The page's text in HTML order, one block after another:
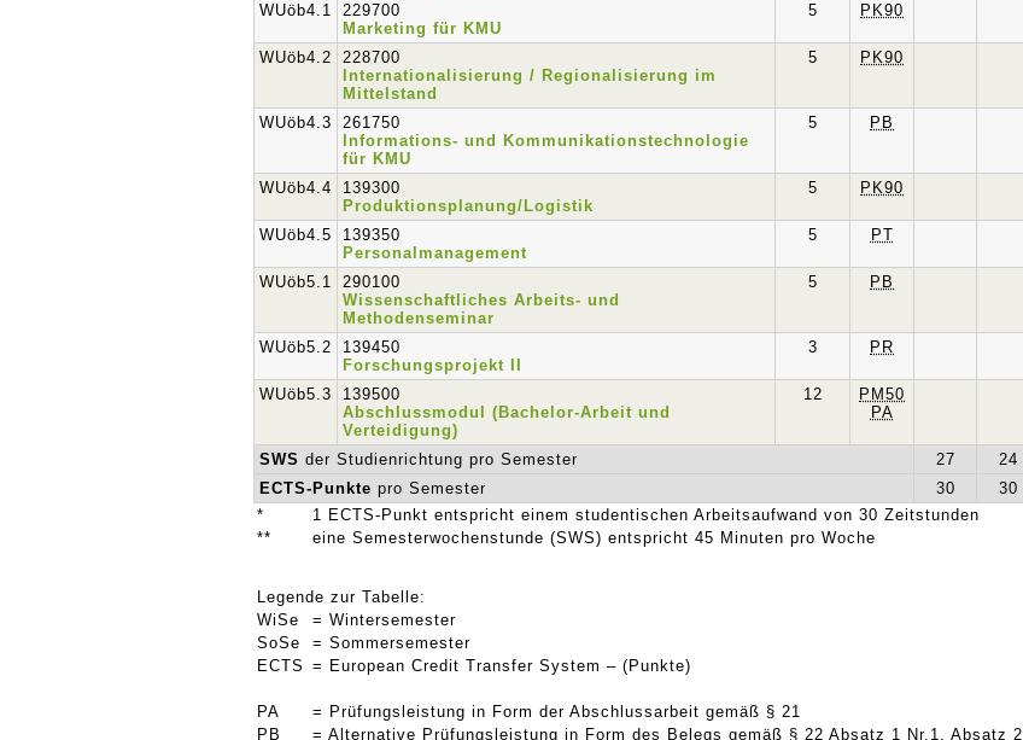
WUöb4.1
229700
Marketing für KMU
5 PK90
WUöb4.2
228700
Internationalisierung / Regionalisierung im
Mittelstand
5 PK90
WUöb4.3
261750
Informations- und Kommunikationstechnologie
für KMU
5 PB
WUöb4.4
139300
Produktionsplanung/Logistik
5 PK90
WUöb4.5
139350
Personalmanagement
5 PT
WUöb5.1
290100
Wissenschaftliches Arbeits- und
Methodenseminar
5 PB
WUöb5.2
139450
Forschungsprojekt II
3 PR
WUöb5.3
139500
Abschlussmodul (Bachelor-Arbeit und
Verteidigung)
12
PM50
PA
SWS der Studienrichtung pro Semester 27 24
ECTS-Punktepro Semester 30 30
*
1 ECTS-Punkt entspricht einem studentischen Arbeitsaufwand von 30 Zeitstunden
**
eine Semesterwochenstunde (SWS) entspricht 45 Minuten pro Woche
Legende zur Tabelle:
WiSe
= Wintersemester
SoSe
= Sommersemester
ECTS
= European Credit Transfer System – (Punkte)
PA
= Prüfungsleistung in Form der Abschlussarbeit gemäß § 21
PB
= Alternative Prüfungsleistung in Form des Belegs gemäß § 22 Absatz 1 Nr.1, Absatz 2